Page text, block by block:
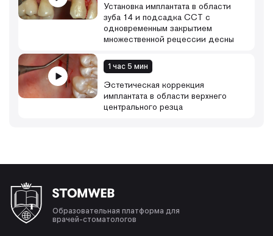
Установка имплантата в области
зуба 14 и подсадка ССТ с
одновременным закрытием
множественной рецессии десны
1 час 5 мин
Эстетическая коррекция
имплантата в области верхнего
центрального резца
Образовательная платформа для
врачей-стоматологов